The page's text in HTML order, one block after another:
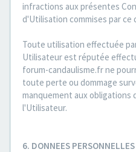
infractions aux présentes
d'Utilisation commises par ce
Toute utilisation effectuée
Utilisateur est réputée
forum-candaulisme.fr ne
toute perte ou dommage
manquement aux
l'Utilisateur.
6. DONNEES